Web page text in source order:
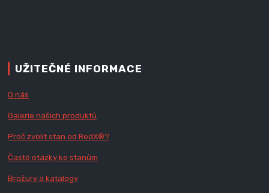
UŽITEČNÉ INFORMACE
O nás
Galerie našich produktů
Proč zvolit stan od RedX®?
Časté otázky ke stanům
Brožury a katalogy